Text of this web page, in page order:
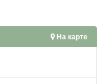
На карте